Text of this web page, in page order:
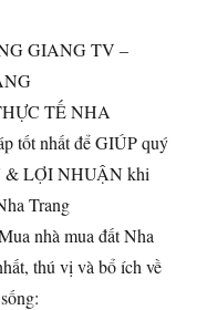
GIANG TV –
TẾ NHA
tốt nhất để GIÚP quý
& LỢI NHUẬN khi
Trang
nhà mua đất Nha
thú vị và bổ ích về